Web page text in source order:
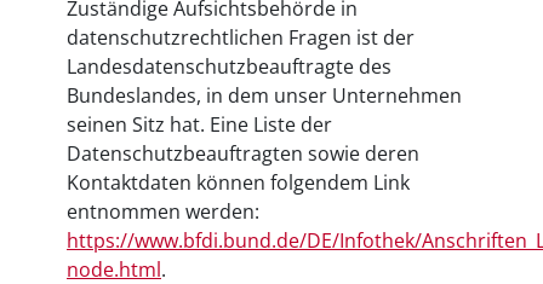
Zuständige Aufsichtsbehörde in
datenschutzrechtlichen Fragen ist der
Landesdatenschutzbeauftragte des
Bundeslandes, in dem unser Unternehmen
seinen Sitz hat. Eine Liste der
Datenschutzbeauftragten sowie deren
Kontaktdaten können folgendem Link
entnommen werden:
https://www.bfdi.bund.de/DE/Infothek/
node.html.